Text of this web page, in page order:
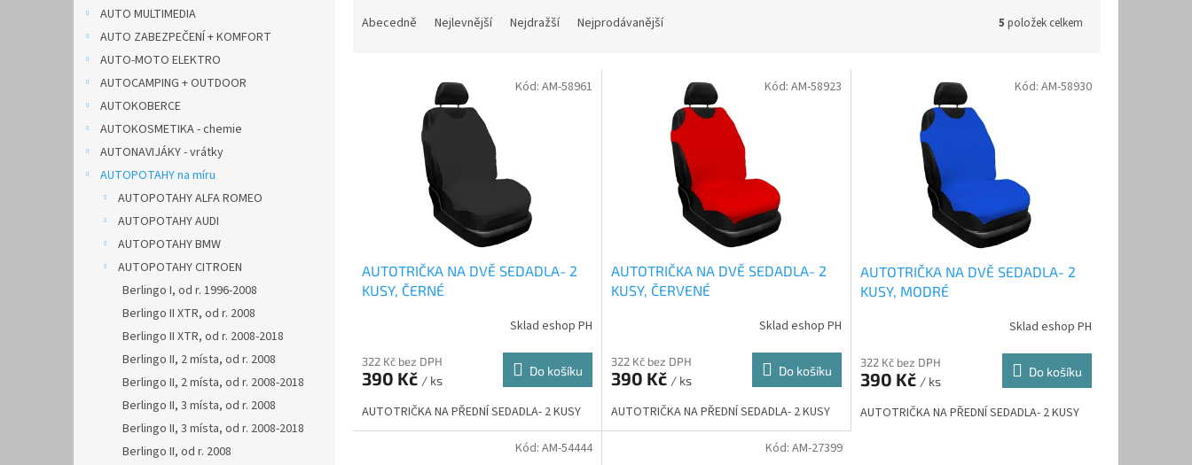
AUTO MULTIMEDIA
AUTO ZABEZPEČENÍ + KOMFORT
AUTO-MOTO ELEKTRO
AUTOCAMPING + OUTDOOR
AUTOKOBERCE
AUTOKOSMETIKA - chemie
AUTONAVIJÁKY - vrátky
AUTOPOTAHY na míru
AUTOPOTAHY ALFA ROMEO
AUTOPOTAHY AUDI
AUTOPOTAHY BMW
AUTOPOTAHY CITROEN
Berlingo I, od r. 1996-2008
Berlingo II XTR, od r. 2008
Berlingo II XTR, od r. 2008-2018
Berlingo II, 2 místa, od r. 2008
Berlingo II, 2 místa, od r. 2008-2018
Berlingo II, 3 místa, od r. 2008
Berlingo II, 3 místa, od r. 2008-2018
Berlingo II, od r. 2008
Abecedně Nejlevnější Nejdražší Nejprodávanější 5 položek celkem
AUTOTRIČKA NA DVĚ SEDADLA- 2
KUSY, ČERNÉ
Sklad eshop PH
322 Kč bez DPH
390 Kč / ks
Do košíku
AUTOTRIČKA NA PŘEDNÍ SEDADLA- 2 KUSY
Kód: AM-58961
AUTOTRIČKA NA DVĚ SEDADLA- 2
KUSY, ČERVENÉ
Sklad eshop PH
322 Kč bez DPH
390 Kč / ks
Do košíku
AUTOTRIČKA NA PŘEDNÍ SEDADLA- 2 KUSY
Kód: AM-58923
AUTOTRIČKA NA DVĚ SEDADLA- 2
KUSY, MODRÉ
Sklad eshop PH
322 Kč bez DPH
390 Kč / ks
Do košíku
AUTOTRIČKA NA PŘEDNÍ SEDADLA- 2 KUSY
Kód: AM-58930
Kód: AM-54444 Kód: AM-27399